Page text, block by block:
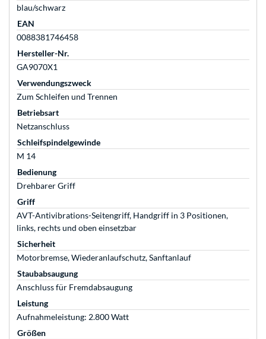
blau/schwarz
EAN
0088381746458
Hersteller-Nr.
GA9070X1
Verwendungszweck
Zum Schleifen und Trennen
Betriebsart
Netzanschluss
Schleifspindelgewinde
M 14
Bedienung
Drehbarer Griff
Griff
AVT-Antivibrations-Seitengriff, Handgriff in 3 Positionen,
links, rechts und oben einsetzbar
Sicherheit
Motorbremse, Wiederanlaufschutz, Sanftanlauf
Staubabsaugung
Anschluss für Fremdabsaugung
Leistung
Aufnahmeleistung: 2.800 Watt
Größen